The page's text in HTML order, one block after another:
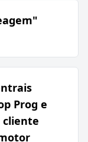
Prog e
cliente